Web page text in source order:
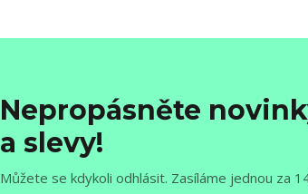
Nepropásněte
a slevy!
Můžete se kdykoli odhlásit. Zasíláme jednou za